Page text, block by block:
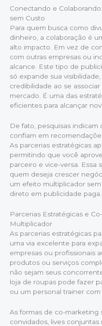
Conectando e
sem Custo
Para quem busca como
dinheiro, a colaboração é
alto impacto. Em vez de
com outras empresas ou
alcance. Este tipo de
só expande sua
credibilidade ao se
mercado. É uma das
eficientes para alcançar
De fato, pesquisas
confiam em
As parcerias estratégicas
permitindo que você
parceiro e vice-versa. Essa
quem deseja crescer
um efeito multiplicador
direto em publicidade paga.
Parcerias Estratégicas e
Multiplicador
As parcerias estratégicas
uma via excelente para
empresas ou profissionais
produtos ou serviços
não sejam seus
loja de roupas pode fazer
ou um personal trainer
As formas de co-marketing
convidados, lives